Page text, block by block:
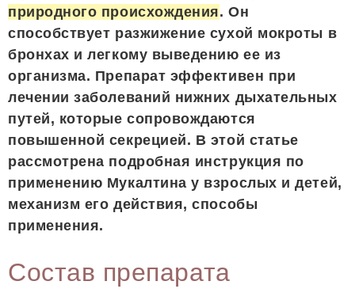
природного происхождения. Он
способствует разжижение сухой мокроты в
бронхах и легкому выведению ее из
организма. Препарат эффективен при
лечении заболеваний нижних дыхательных
путей, которые сопровождаются
повышенной секрецией. В этой статье
рассмотрена подробная инструкция по
применению Мукалтина у взрослых и детей,
механизм его действия, способы
применения.
Состав препарата